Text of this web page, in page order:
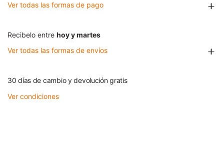
Ver todas las formas de pago
Recibelo entre hoy y martes
Ver todas las formas de envíos
30 días de cambio y devolución gratis
Ver condiciones